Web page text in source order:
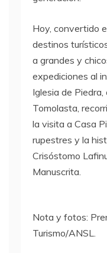
Hoy, convertido
destinos
a grandes y
expediciones al
Iglesia de
Tomolasta,
la visita a Casa
rupestres y la
Crisóstomo
Manuscrita.
Nota y fotos:
Turismo/ANSL.